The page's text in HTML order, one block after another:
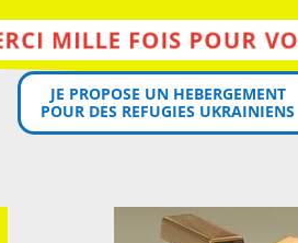
MERCI MILLE FOIS POUR
JE PROPOSE UN HEBERGEMENT
POUR DES REFUGIES UKRAINIENS